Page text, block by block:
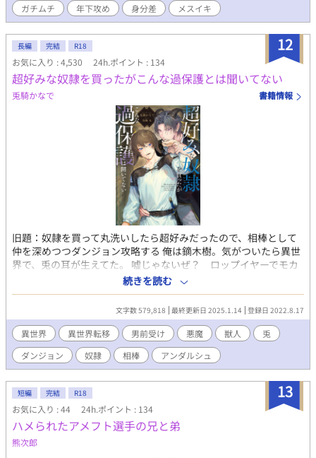
ガチムチ
年下攻め 身分差 メスイキ
12
長編 完結 R18
お気に入り : 4,530 24h.ポイント : 134
超好みな奴隷を買ったがこんな過保護とは聞いてない
兎騎かなで 書籍情報
旧題：奴隷を買って丸洗いしたら超好みだったので、相棒として
仲を深めつつダンジョン攻略する 俺は鏑木樹。気がついたら異世
界で、兎の耳が生えてた。 嘘じゃないぜ？ ロップイヤーでモカ
ブラウンの、ラブリーキュートな耳が生えてるだろ？ ほら。 い
や、まいったな。帰れんのかこれ。 とりあえず、所持品売って奴
隷でも買うか。 買った悪魔奴隷のカイルに契約を持ちかけ、ダン
ジョン探索の相棒として護衛してもらうことに。 最初は樹の魔力
ほしさに契約したカイルだが、共に過ごすうちに独占欲全開にな
っていく。 「コイツは俺のだ。他の誰にもやらねえ」 カイルの顔
が超絶タイプな樹は、思わせぶりで色気たっぷりのカイルに、だ
んだん翻弄されていく…… みたいな話です。戦闘あり、陰謀あり
の世界をかっこよく切り抜けながら、仲を深めていく二人を書い
ていきたい(初心表明) R15くらい→☆ R18→★マークを見出しに
つけます。 2023 8/27 BL4位ありがとうございます♪ 10/7 一章完
結しました！ 二章も続けて連載します！ 11/8スピンオフ作品
「新婚約者は苦手な狼獣人！？ 〜婚約破棄をがんばりたいの
続きを読む
文字数 579,818 最終更新日 2025.1.14 登録日 2022.8.17
異世界 異世界転移 男前受け 悪魔 獣人
兎
ダンジョン
奴隷 相棒 アンダルシュ
13
短編 完結 R18
お気に入り : 44 24h.ポイント : 134
ハメられたアメフト選手の兄と弟
熊次郎